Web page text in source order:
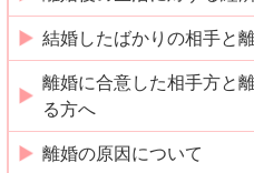
結婚したばかりの相手と
離婚に合意した相手方と
る方へ
離婚の原因について